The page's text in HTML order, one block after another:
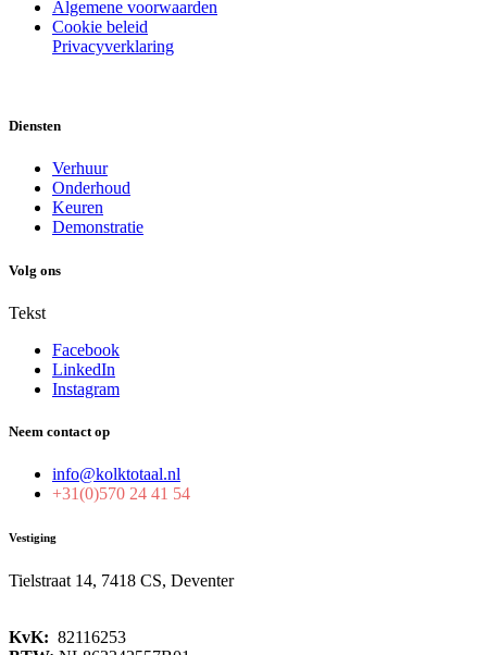
Algemene voorwaarden
Cookie beleid
Privacyverklaring
Diensten
Verhuur
Onderhoud
Keuren
Demonstratie
Volg ons
Tekst
Facebook
LinkedIn
Instagram
Neem contact op
info@kolktotaal.nl
+31(0)570 24 41 54
Vestiging
Tielstraat 14, 7418 CS, Deventer
KvK: 82116253